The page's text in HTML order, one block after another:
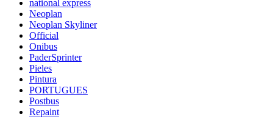
national express
Neoplan
Neoplan Skyliner
Official
Onibus
PaderSprinter
Pieles
Pintura
PORTUGUES
Postbus
Repaint